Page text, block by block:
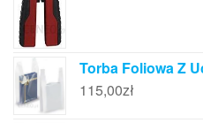
Torba Foliowa Z
115,00zł